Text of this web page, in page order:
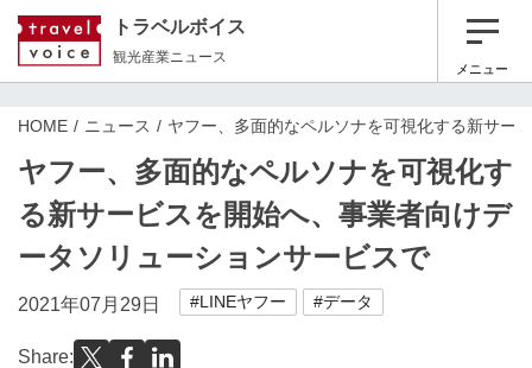
トラベルボイス
観光産業ニュース
メニュー
HOME ニュース ヤフー、多面的なペルソナを可視化する新サー
ヤフー、多面的なペルソナを可視化す
る新サービスを開始へ、事業者向けデ
ータソリューションサービスで
2021年07月29日 #LINEヤフー #データ
Share: